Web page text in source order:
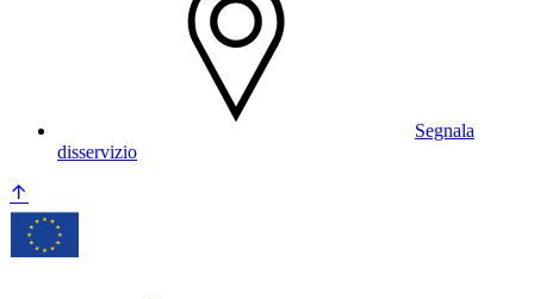
Segnala
disservizio